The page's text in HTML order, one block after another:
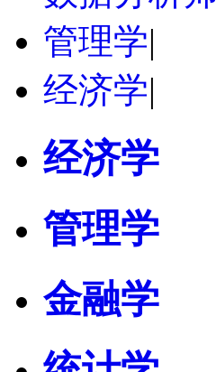
管理学|
经济学|
经济学
管理学
金融学